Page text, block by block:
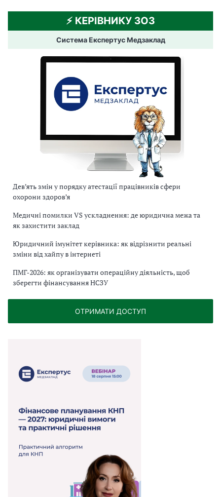
⚡️ КЕРІВНИКУ ЗОЗ
Система Експертус Медзаклад
Дев’ять змін у порядку атестації працівників сфери
охорони здоров’я
Медичні помилки VS ускладнення: де юридична межа та
як захистити заклад
Юридичний імунітет керівника: як відрізнити реальні
зміни від хайпу в інтернеті
ПМГ-2026: як організувати операційну діяльність, щоб
зберегти фінансування НСЗУ
ОТРИМАТИ ДОСТУП